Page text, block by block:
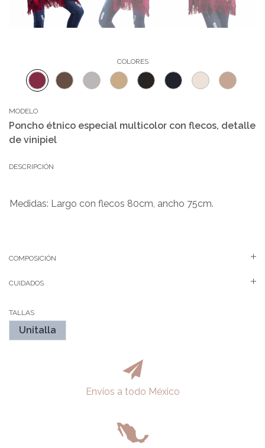
COLORES
MODELO
Poncho étnico especial multicolor con flecos, detalle
de vinipiel
DESCRIPCIÓN
Medidas: Largo con flecos 80cm, ancho 75cm.
COMPOSICIÓN
CUIDADOS
TALLAS
Unitalla
Envios a todo México